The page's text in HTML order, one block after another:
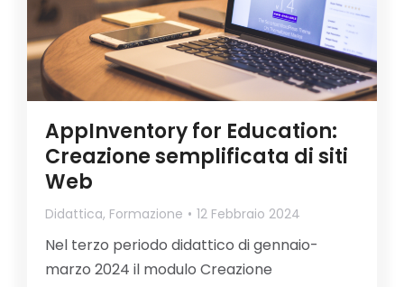
AppInventory for Education:
Creazione semplificata di siti
Web
Didattica, Formazione 12 Febbraio 2024
Nel terzo periodo didattico di gennaio-
marzo 2024 il modulo Creazione